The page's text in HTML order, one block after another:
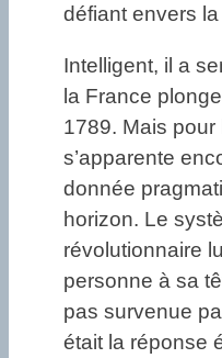
défiant envers
Intelligent, il a
la France
1789. Mais
s’apparente
donnée
horizon. Le
révolutionnaire
personne à sa
pas survenue
était la réponse